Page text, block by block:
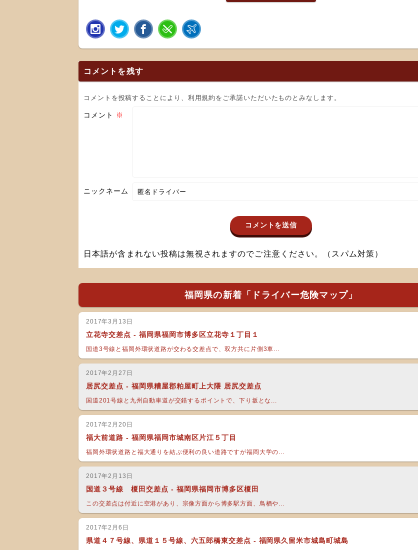
コメントを残す
コメントを投稿することにより、利用規約をご承諾いただいたものとみなします。
コメント ※
ニックネーム
日本語が含まれない投稿は無視されますのでご注意ください。（スパム対策）
福岡県の新着「ドライバー危険マップ」
2017年3月13日
立花寺交差点 - 福岡県福岡市博多区立花寺１丁目１
国道3号線と福岡外環状道路が交わる交差点で、双方共に片側3車...
2017年2月27日
居尻交差点 - 福岡県糟屋郡粕屋町上大隈 居尻交差点
国道201号線と九州自動車道が交錯するポイントで、下り坂とな...
2017年2月20日
福大前道路 - 福岡県福岡市城南区片江５丁目
福岡外環状道路と福大通りを結ぶ便利の良い道路ですが福岡大学の...
2017年2月13日
国道３号線 榎田交差点 - 福岡県福岡市博多区榎田
この交差点は付近に空港があり、宗像方面から博多駅方面、鳥栖や...
2017年2月6日
県道４７号線、県道１５号線、六五郎橋東交差点 - 福岡県久留米市城島町城島